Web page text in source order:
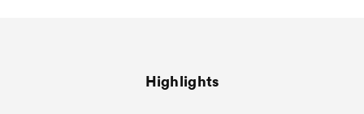
Highlights